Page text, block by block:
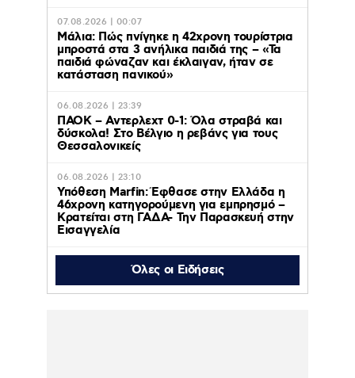
07.08.2026 | 00:07
Μάλια: Πώς πνίγηκε η 42χρονη τουρίστρια
μπροστά στα 3 ανήλικα παιδιά της – «Τα
παιδιά φώναζαν και έκλαιγαν, ήταν σε
κατάσταση πανικού»
06.08.2026 | 23:39
ΠΑΟΚ – Αντερλεχτ 0-1: Όλα στραβά και
δύσκολα! Στο Βέλγιο η ρεβάνς για τους
Θεσσαλονικείς
06.08.2026 | 23:10
Υπόθεση Marfin: Έφθασε στην Ελλάδα η
46χρονη κατηγορούμενη για εμπρησμό –
Κρατείται στη ΓΑΔΑ- Την Παρασκευή στην
Εισαγγελία
Όλες οι Ειδήσεις